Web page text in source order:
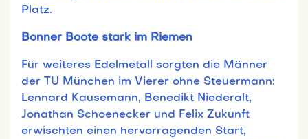
Platz.
Bonner Boote stark im Riemen
Für weiteres Edelmetall sorgten die Männer
der TU München im Vierer ohne Steuermann:
Lennard Kausemann, Benedikt Niederalt,
Jonathan Schoenecker und Felix Zukunft
erwischten einen hervorragenden Start,